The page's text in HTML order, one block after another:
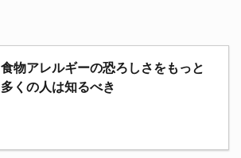
食物アレルギーの恐ろしさをもっと
多くの人は知るべき